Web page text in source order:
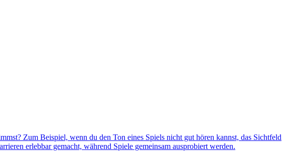
Zum Beispiel, wenn du den Ton eines Spiels nicht gut hören kannst, das Sichtfeld
erlebbar gemacht, während Spiele gemeinsam ausprobiert werden.